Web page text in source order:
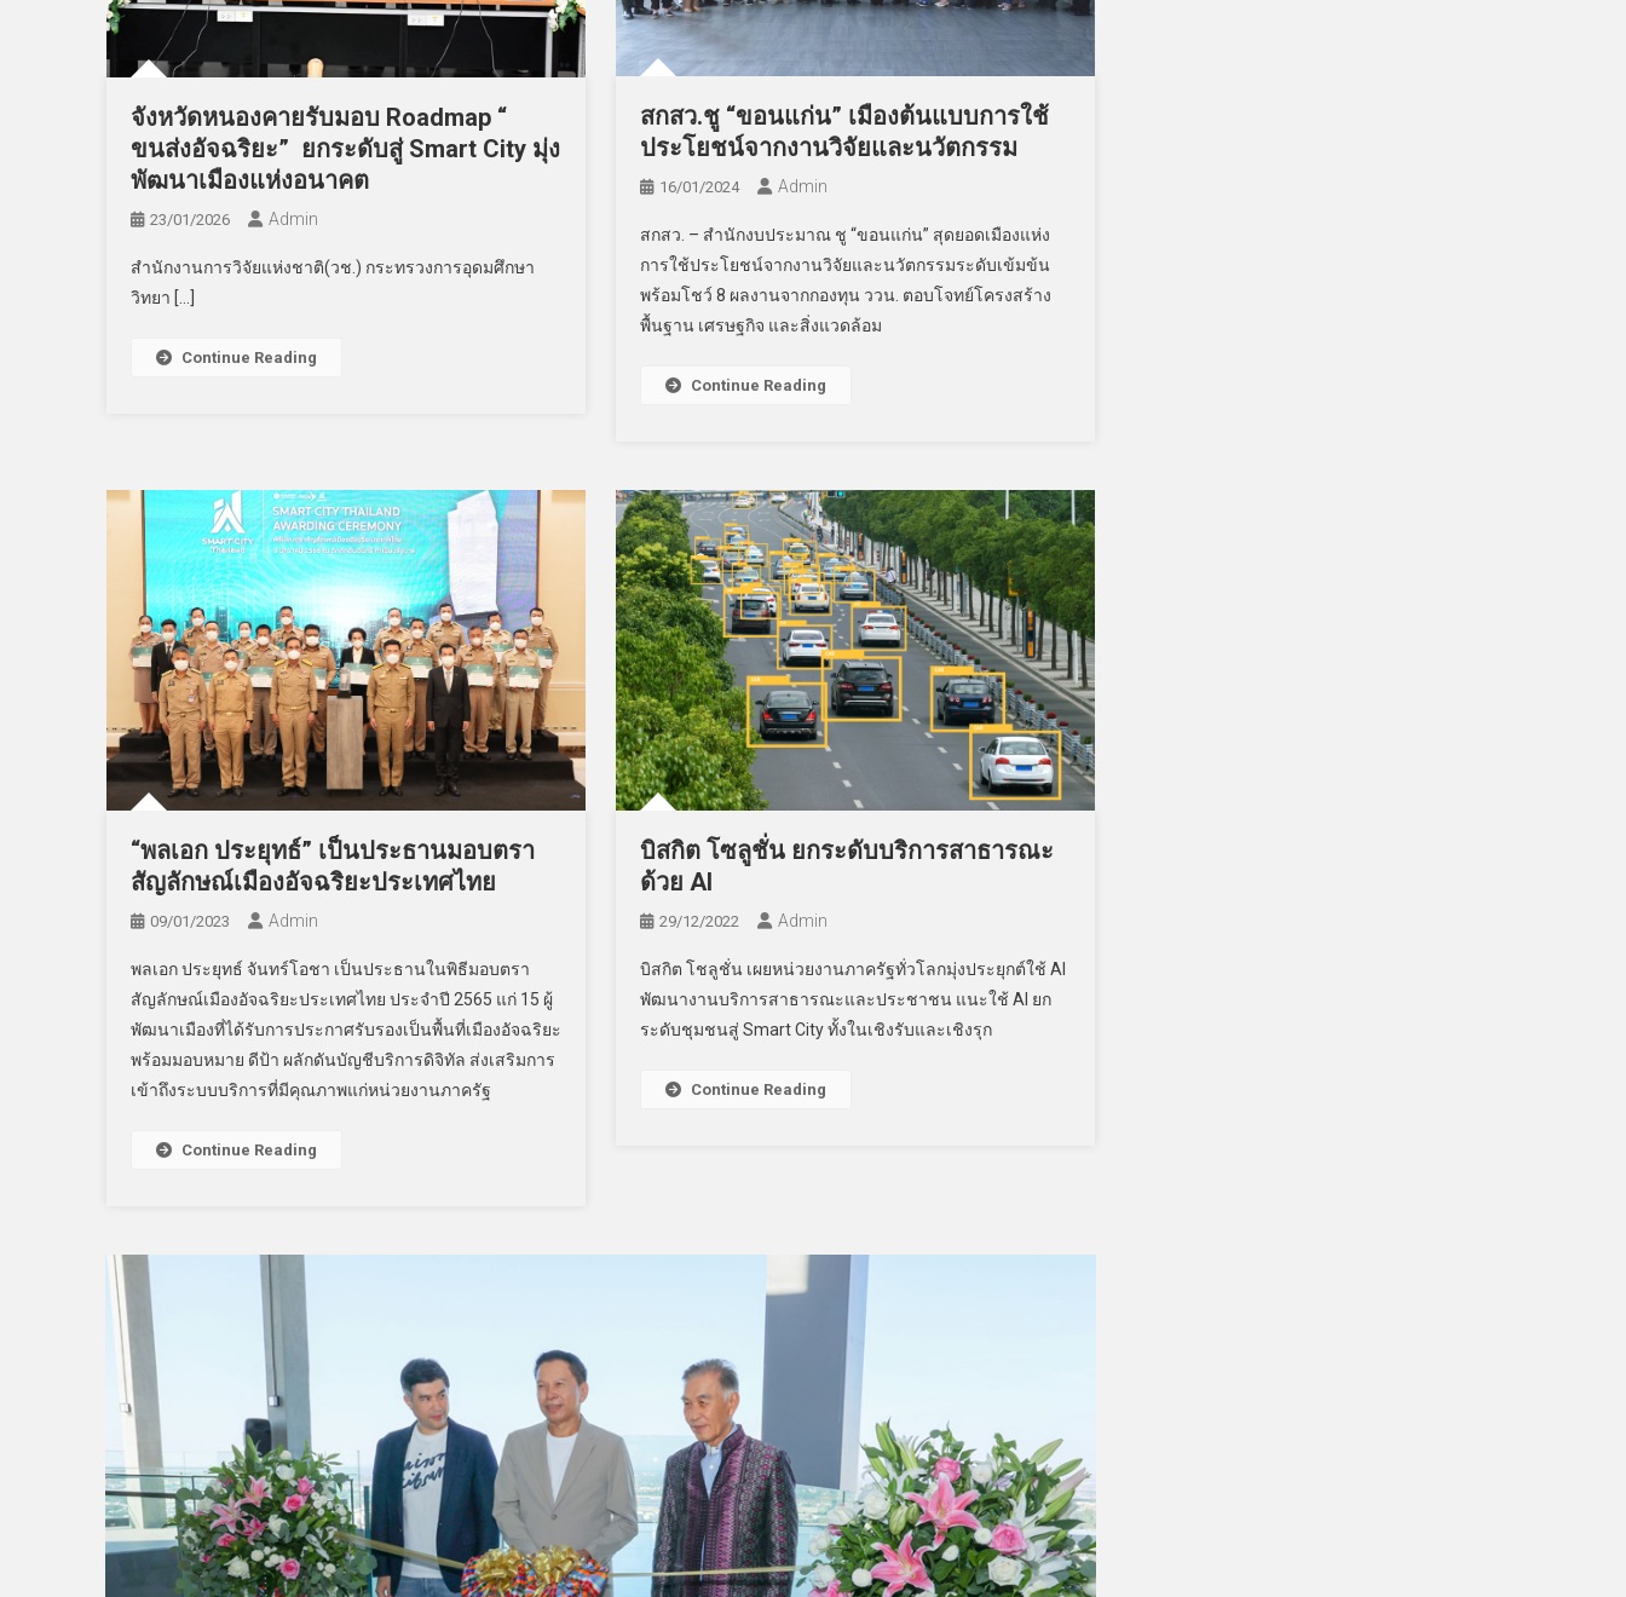
จังหวัดหนองคายรับมอบ Roadmap “
ขนส่งอัจฉริยะ” ยกระดับสู่ Smart City มุ่ง
พัฒนาเมืองแห่งอนาคต
23/01/2026 Admin
สำนักงานการวิจัยแห่งชาติ(วช.) กระทรวงการอุดมศึกษา
วิทยา […]
Continue Reading
สกสว.ชู “ขอนแก่น” เมืองต้นแบบการใช้
ประโยชน์จากงานวิจัยและนวัตกรรม
16/01/2024 Admin
สกสว. – สำนักงบประมาณ ชู “ขอนแก่น” สุดยอดเมืองแห่ง
การใช้ประโยชน์จากงานวิจัยและนวัตกรรมระดับเข้มข้น
พร้อมโชว์ 8 ผลงานจากกองทุน ววน. ตอบโจทย์โครงสร้าง
พื้นฐาน เศรษฐกิจ และสิ่งแวดล้อม
Continue Reading
“พลเอก ประยุทธ์” เป็นประธานมอบตรา
สัญลักษณ์เมืองอัจฉริยะประเทศไทย
09/01/2023 Admin
พลเอก ประยุทธ์ จันทร์โอชา เป็นประธานในพิธีมอบตรา
สัญลักษณ์เมืองอัจฉริยะประเทศไทย ประจำปี 2565 แก่ 15 ผู้
พัฒนาเมืองที่ได้รับการประกาศรับรองเป็นพื้นที่เมืองอัจฉริยะ
พร้อมมอบหมาย ดีป้า ผลักดันบัญชีบริการดิจิทัล ส่งเสริมการ
เข้าถึงระบบบริการที่มีคุณภาพแก่หน่วยงานภาครัฐ
Continue Reading
บิสกิต โซลูชั่น ยกระดับบริการสาธารณะ
ด้วย AI
29/12/2022 Admin
บิสกิต โชลูชั่น เผยหน่วยงานภาครัฐทั่วโลกมุ่งประยุกต์ใช้ AI
พัฒนางานบริการสาธารณะและประชาชน แนะใช้ AI ยก
ระดับชุมชนสู่ Smart City ทั้งในเชิงรับและเชิงรุก
Continue Reading